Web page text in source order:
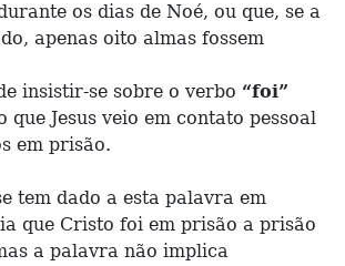
os dias de Noé, ou que, se a
apenas oito almas fossem
se sobre o verbo “foi”
que Jesus veio em contato pessoal
em prisão.
tem dado a esta palavra em
que Cristo foi em prisão a prisão
a palavra não implica